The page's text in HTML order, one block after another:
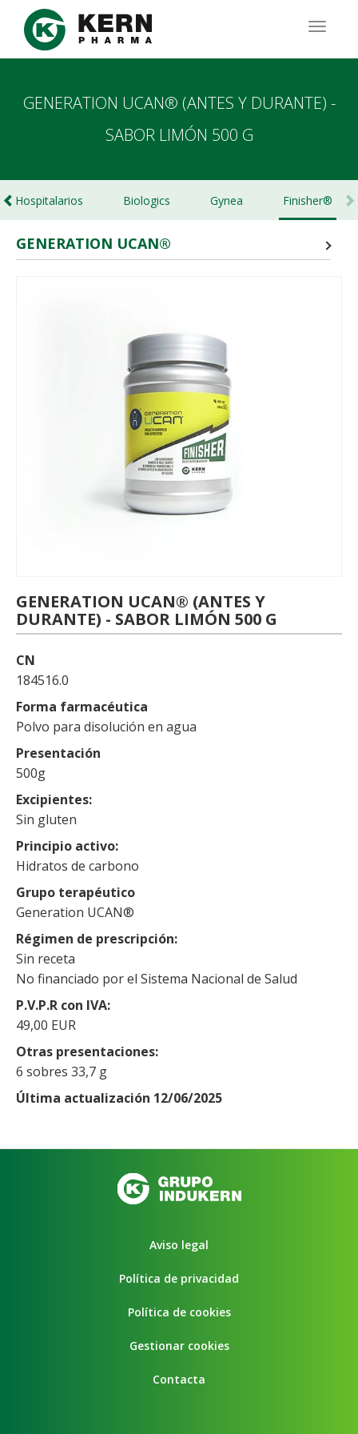
Pasar
contenido
GENERATION UCAN® (ANTES Y DURANTE) -
SABOR LIMÓN 500 G
Hospitalarios Biologics Gynea Finisher®
GENERATION UCAN®
GENERATION UCAN® (ANTES Y
DURANTE) - SABOR LIMÓN 500 G
CN
184516.0
Forma farmacéutica
Polvo para disolución en agua
Presentación
500g
Excipientes
Sin gluten
Principio activo
Hidratos de carbono
Grupo terapéutico
Generation UCAN®
Régimen de prescripción
Sin receta
No financiado por el Sistema Nacional de Salud
P.V.P.R con IVA
49,00 EUR
Otras presentaciones
6 sobres 33,7 g
Última actualización 12/06/2025
Aviso legal
Política de privacidad
Política de cookies
Gestionar cookies
Contacta